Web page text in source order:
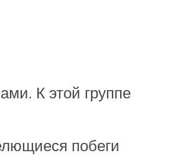
К этой группе
побеги